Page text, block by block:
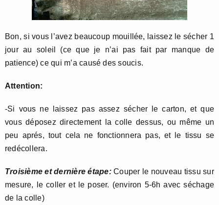
Bon, si vous l’avez beaucoup mouillée, laissez le sécher 1
jour au soleil (ce que je n’ai pas fait par manque de
patience) ce qui m’a causé des soucis.
Attention:
-Si vous ne laissez pas assez sécher le carton, et que
vous déposez directement la colle dessus, ou même un
peu aprés, tout cela ne fonctionnera pas, et le tissu se
redécollera.
Troisième et dernière étape:Couper le nouveau tissu sur
mesure, le coller et le poser. (environ 5-6h avec séchage
de la colle)